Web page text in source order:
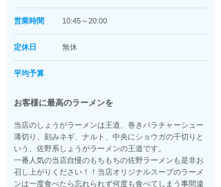
営業時間 10:45～20:00
定休日 無休
平均予算
お客様に最高のラーメンを
当店のしょうがラーメンは王道、巻きバラチャーシュー
薄切り、刻みネギ、ナルト、中央にショウガの千切りと
いう、佐野系しょうがラーメンの王道です。
一番人気の当店自慢のもちもちの佐野ラーメンも是非お
召し上がりください！！当店オリジナルスープのラーメ
ンは一度食べたら忘れられず何度も食べてしまう事間違